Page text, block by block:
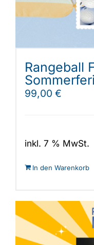
Rangeball
99,00 €
inkl. 7 % MwSt.
In den Warenkorb